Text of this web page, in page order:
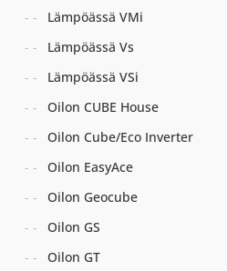
Lämpöässä VMi
Lämpöässä Vs
Lämpöässä VSi
Oilon CUBE House
Oilon Cube/Eco Inverter
Oilon EasyAce
Oilon Geocube
Oilon GS
Oilon GT